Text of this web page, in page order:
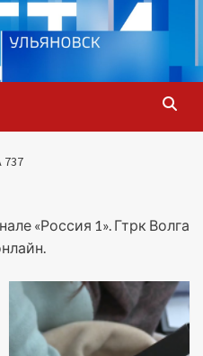
«Россия 1». Гтрк Волга